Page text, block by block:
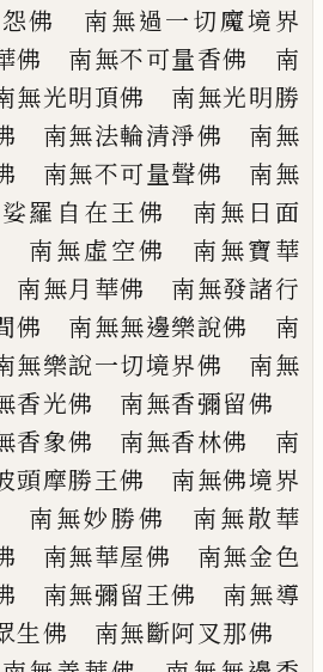
怨佛 南無過一切魔境界
佛 南無不可量香佛 南
無光明頂佛 南無光明勝
南無法輪清淨佛 南無
南無不可量聲佛 南無
羅自在王佛 南無日面
南無虛空佛 南無寶華
南無月華佛 南無發諸行
佛 南無無邊樂說佛 南
無樂說一切境界佛 南無
香光佛 南無香彌留佛
香象佛 南無香林佛 南
頭摩勝王佛 南無佛境界
南無妙勝佛 南無散華
南無華屋佛 南無金色
南無彌留王佛 南無導
生佛 南無斷阿叉那佛